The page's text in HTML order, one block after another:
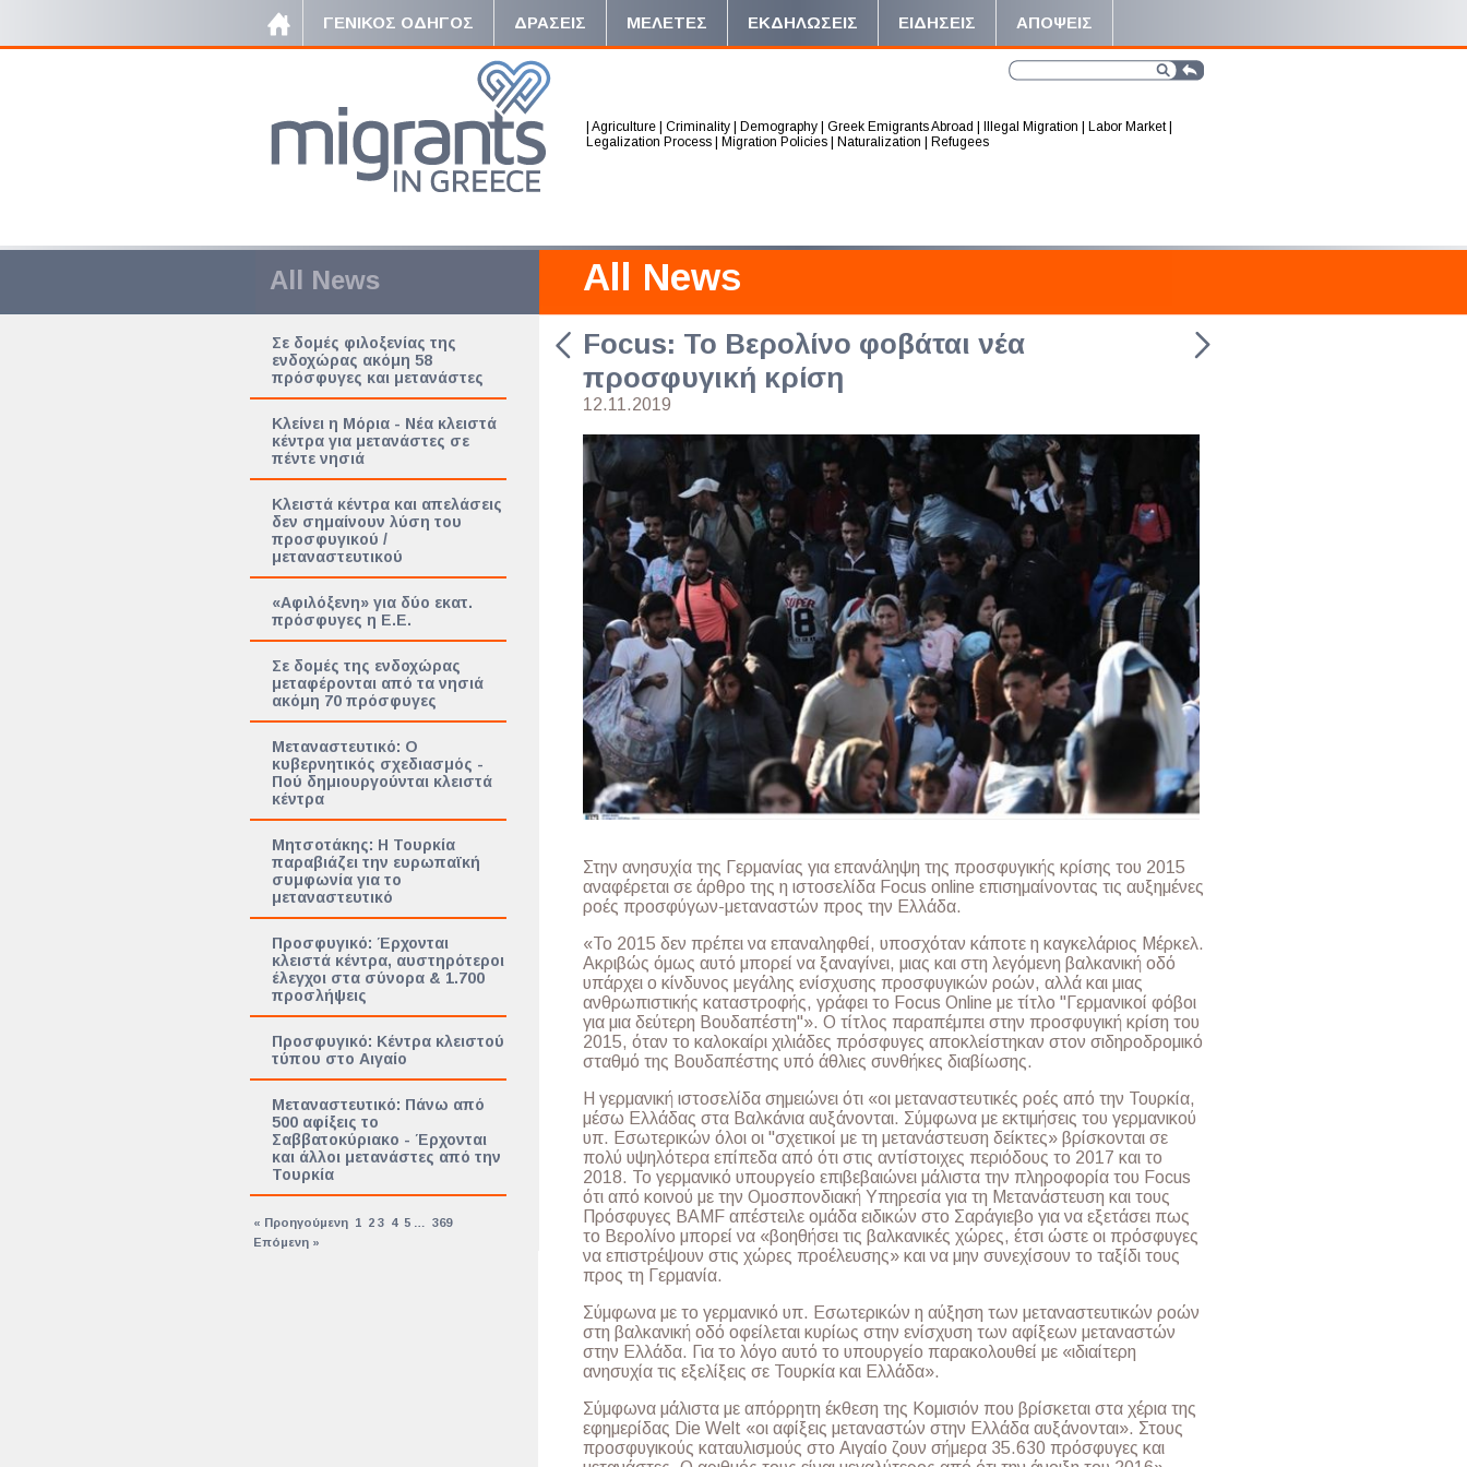
ΓΕΝΙΚΟΣ ΟΔΗΓΟΣ ΔΡΑΣΕΙΣ ΜΕΛΕΤΕΣ ΕΚΔΗΛΩΣΕΙΣ ΕΙΔΗΣΕΙΣ ΑΠΟΨΕΙΣ
Agriculture| Criminality| Demography| Greek Emigrants Abroad Illegal Migration Labor Market|
Legalization Process| Migration Policies| Naturalization Refugees
All News
Σε δομές φιλοξενίας της
ενδοχώρας ακόμη 58
πρόσφυγες και μετανάστες
Κλείνει η Μόρια - Νέα κλειστά
κέντρα για μετανάστες σε
πέντε νησιά
Κλειστά κέντρα και απελάσεις
δεν σημαίνουν λύση του
προσφυγικού /
μεταναστευτικού
«Αφιλόξενη» για δύο εκατ.
πρόσφυγες η Ε.Ε.
Σε δομές της ενδοχώρας
μεταφέρονται από τα νησιά
ακόμη 70 πρόσφυγες
Μεταναστευτικό: Ο
κυβερνητικός σχεδιασμός -
Πού δημιουργούνται κλειστά
κέντρα
Μητσοτάκης: Η Τουρκία
παραβιάζει την ευρωπαϊκή
συμφωνία για το
μεταναστευτικό
Προσφυγικό: Έρχονται
κλειστά κέντρα, αυστηρότεροι
έλεγχοι στα σύνορα & 1.700
προσλήψεις
Προσφυγικό: Κέντρα κλειστού
τύπου στο Αιγαίο
Μεταναστευτικό: Πάνω από
500 αφίξεις το
Σαββατοκύριακο - Έρχονται
και άλλοι μετανάστες από την
Τουρκία
« Προηγούμενη 1 2 3 4 5
369
Επόμενη »
All News
Focus: Το Βερολίνο φοβάται νέα
προσφυγική κρίση
12.11.2019
Στην ανησυχία της Γερμανίας για επανάληψη της προσφυγικής κρίσης του 2015
αναφέρεται σε άρθρο της η ιστοσελίδα Focus online επισημαίνοντας τις αυξημένες
ροές προσφύγων-μεταναστών προς την Ελλάδα.
«Το 2015 δεν πρέπει να επαναληφθεί, υποσχόταν κάποτε η καγκελάριος Μέρκελ.
Ακριβώς όμως αυτό μπορεί να ξαναγίνει, μιας και στη λεγόμενη βαλκανική οδό
υπάρχει ο κίνδυνος μεγάλης ενίσχυσης προσφυγικών ροών, αλλά και μιας
ανθρωπιστικής καταστροφής, γράφει το Focus Online με τίτλο "Γερμανικοί φόβοι
για μια δεύτερη Βουδαπέστη"». Ο τίτλος παραπέμπει στην προσφυγική κρίση του
2015, όταν το καλοκαίρι χιλιάδες πρόσφυγες αποκλείστηκαν στον σιδηροδρομικό
σταθμό της Βουδαπέστης υπό άθλιες συνθήκες διαβίωσης.
Η γερμανική ιστοσελίδα σημειώνει ότι «οι μεταναστευτικές ροές από την Τουρκία,
μέσω Ελλάδας στα Βαλκάνια αυξάνονται. Σύμφωνα με εκτιμήσεις του γερμανικού
υπ. Εσωτερικών όλοι οι "σχετικοί με τη μετανάστευση δείκτες» βρίσκονται σε
πολύ υψηλότερα επίπεδα από ότι στις αντίστοιχες περιόδους το 2017 και το
2018. Το γερμανικό υπουργείο επιβεβαιώνει μάλιστα την πληροφορία του Focus
ότι από κοινού με την Ομοσπονδιακή Υπηρεσία για τη Μετανάστευση και τους
Πρόσφυγες BAMF απέστειλε ομάδα ειδικών στο Σαράγιεβο για να εξετάσει πως
το Βερολίνο μπορεί να «βοηθήσει τις βαλκανικές χώρες, έτσι ώστε οι πρόσφυγες
να επιστρέψουν στις χώρες προέλευσης» και να μην συνεχίσουν το ταξίδι τους
προς τη Γερμανία.
Σύμφωνα με το γερμανικό υπ. Εσωτερικών η αύξηση των μεταναστευτικών ροών
στη βαλκανική οδό οφείλεται κυρίως στην ενίσχυση των αφίξεων μεταναστών
στην Ελλάδα. Για το λόγο αυτό το υπουργείο παρακολουθεί με «ιδιαίτερη
ανησυχία τις εξελίξεις σε Τουρκία και Ελλάδα».
Σύμφωνα μάλιστα με απόρρητη έκθεση της Κομισιόν που βρίσκεται στα χέρια της
εφημερίδας Die Welt «οι αφίξεις μεταναστών στην Ελλάδα αυξάνονται». Στους
προσφυγικούς καταυλισμούς στο Αιγαίο ζουν σήμερα 35.630 πρόσφυγες και